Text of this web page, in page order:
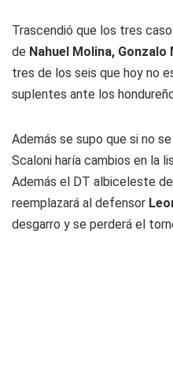
Trascendió que los tres
de Nahuel Molina,
tres de los seis que hoy no
suplentes ante los
Además se supo que si no
Scaloni haría cambios en la
Además el DT albiceleste
reemplazará al defensor
desgarro y se perderá el